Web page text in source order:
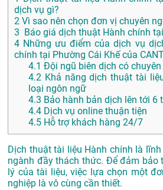
dịch vụ gì?
2 Vì sao nên chọn đơn vị chuyên
3 Báo giá dịch thuật Hành chính
4 Những ưu điểm của dịch vụ
chính tại Phường Cái Khế của
4.1 Đội ngũ biên dịch có
4.2 Khả năng dịch thuật tài
loại ngôn ngữ
4.3 Bảo hành bản dịch lên tới 6
4.4 Dịch vụ online thuận tiện
4.5 Hỗ trợ khách hàng 24/7
Dịch thuật tài liệu Hành chính là
ngành đầy thách thức. Để đảm bảo
lý của tài liệu, việc lựa chọn một
nghiệp là vô cùng cần thiết.